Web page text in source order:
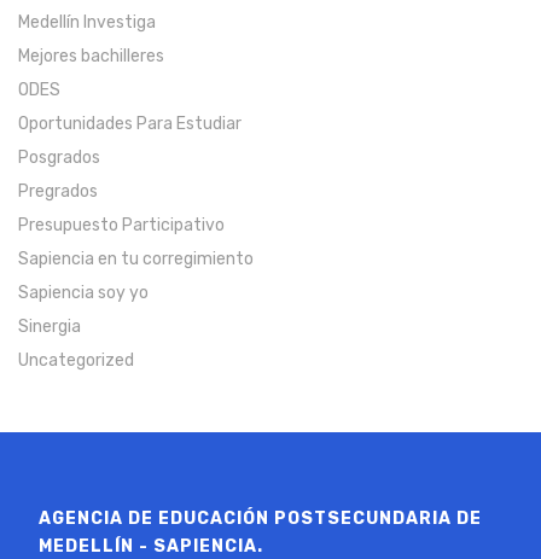
Medellín Investiga
Mejores bachilleres
ODES
Oportunidades Para Estudiar
Posgrados
Pregrados
Presupuesto Participativo
Sapiencia en tu corregimiento
Sapiencia soy yo
Sinergia
Uncategorized
AGENCIA DE EDUCACIÓN POSTSECUNDARIA DE
MEDELLÍN - SAPIENCIA.